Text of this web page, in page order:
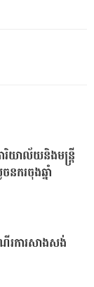
រិយាល័យនិងមន្រ្តី
ករចុងឆ្នាំ
រការសាងសង់